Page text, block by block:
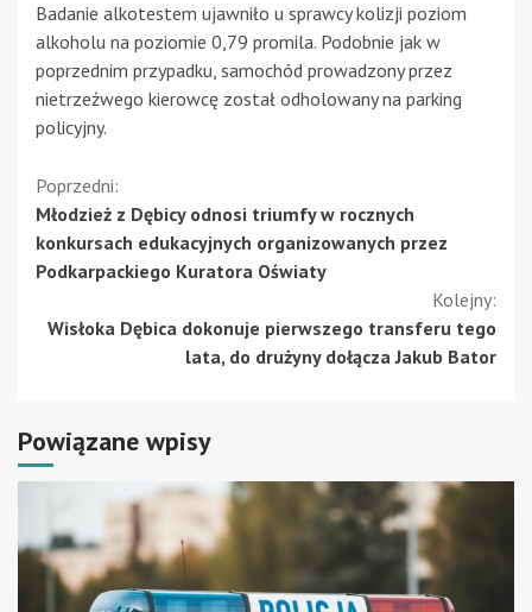
Badanie alkotestem ujawniło u sprawcy kolizji poziom
alkoholu na poziomie 0,79 promila. Podobnie jak w
poprzednim przypadku, samochód prowadzony przez
nietrzeźwego kierowcę został odholowany na parking
policyjny.
Kontynuuj
czytanie
Poprzedni:
Młodzież z Dębicy odnosi triumfy w rocznych
konkursach edukacyjnych organizowanych przez
Podkarpackiego Kuratora Oświaty
Kolejny:
Wisłoka Dębica dokonuje pierwszego transferu tego
lata, do drużyny dołącza Jakub Bator
Powiązane wpisy